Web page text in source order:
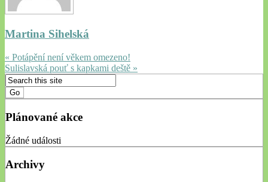
Martina Sihelská
« Potápění není věkem omezeno!
Sulislavská pouť s kapkami deště »
Plánované akce
Žádné události
Archivy